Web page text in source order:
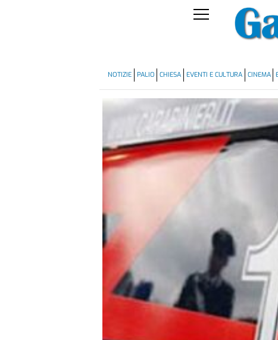
NOTIZIE PALIO CHIESA EVENTI E CULTURA CINEMA